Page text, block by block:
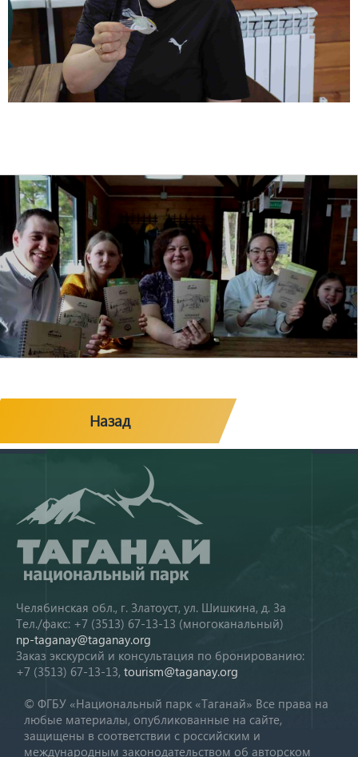
Назад
Челябинская обл., г. Златоуст, ул. Шишкина, д. 3а
Тел./факс: +7 (3513) 67-13-13 (многоканальный)
np-taganay@taganay.org
Заказ экскурсий и консультация по бронированию:
+7 (3513) 67-13-13, tourism@taganay.org
© ФГБУ «Национальный парк «Таганай» Все права на
любые материалы, опубликованные на сайте,
защищены в соответствии с российским и
международным законодательством об авторском